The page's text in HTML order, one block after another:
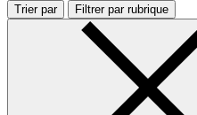
Trier par Filtrer par rubrique